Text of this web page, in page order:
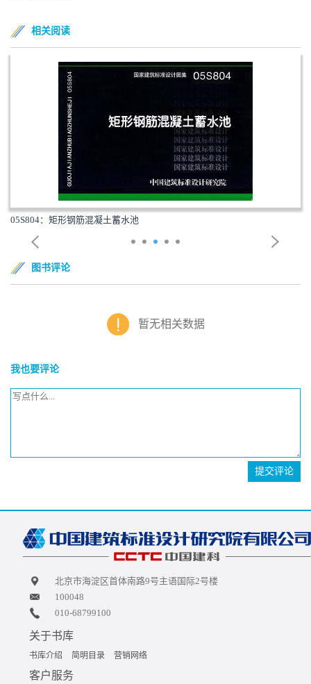
相关阅读
05S804：矩形钢筋混凝土蓄水池
图书评论
暂无相关数据
我也要评论
提交评论
北京市海淀区首体南路9号主语国际2号楼
100048
010-68799100
关于书库
书库介绍 简明目录 营销网络
客户服务